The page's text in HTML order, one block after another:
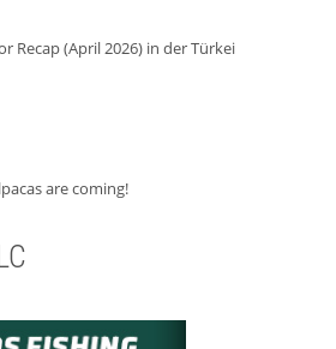
Recap (April 2026) in der Türkei
are coming!